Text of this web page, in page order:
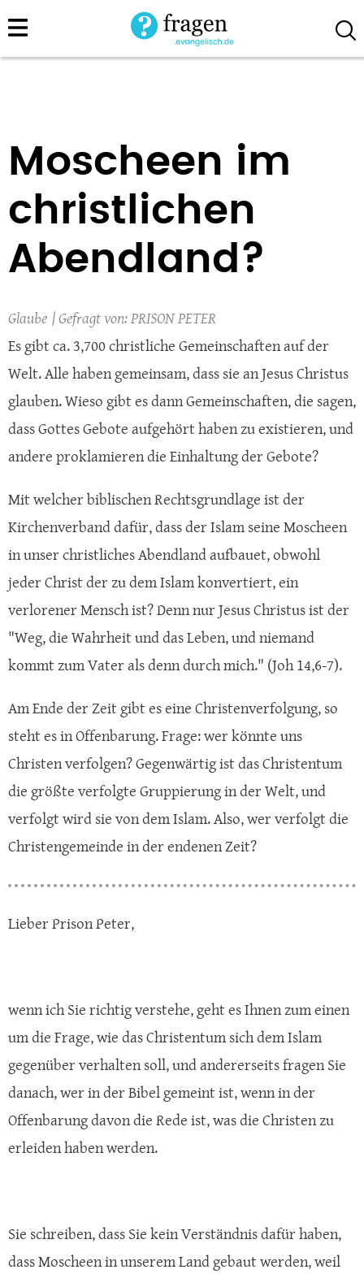
Direkt
zum
Moscheen im
christlichen
Abendland?
Glaube
PRISON PETER
Es gibt ca. 3,700 christliche Gemeinschaften auf der
Welt. Alle haben gemeinsam, dass sie an Jesus Christus
glauben. Wieso gibt es dann Gemeinschaften, die sagen,
dass Gottes Gebote aufgehört haben zu existieren, und
andere proklamieren die Einhaltung der Gebote?
Mit welcher biblischen Rechtsgrundlage ist der
Kirchenverband dafür, dass der Islam seine Moscheen
in unser christliches Abendland aufbauet, obwohl
jeder Christ der zu dem Islam konvertiert, ein
verlorener Mensch ist? Denn nur Jesus Christus ist der
"Weg, die Wahrheit und das Leben, und niemand
kommt zum Vater als denn durch mich." (Joh 14,6-7).
Am Ende der Zeit gibt es eine Christenverfolgung, so
steht es in Offenbarung. Frage: wer könnte uns
Christen verfolgen? Gegenwärtig ist das Christentum
die größte verfolgte Gruppierung in der Welt, und
verfolgt wird sie von dem Islam. Also, wer verfolgt die
Christengemeinde in der endenen Zeit?
Lieber Prison Peter,
wenn ich Sie richtig verstehe, geht es Ihnen zum einen
um die Frage, wie das Christentum sich dem Islam
gegenüber verhalten soll, und andererseits fragen Sie
danach, wer in der Bibel gemeint ist, wenn in der
Offenbarung davon die Rede ist, was die Christen zu
erleiden haben werden.
Sie schreiben, dass Sie kein Verständnis dafür haben,
dass Moscheen in unserem Land gebaut werden, weil